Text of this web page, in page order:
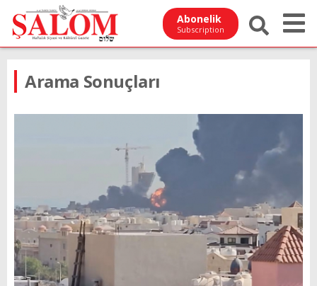
Abonelik
Subscription
Arama Sonuçları